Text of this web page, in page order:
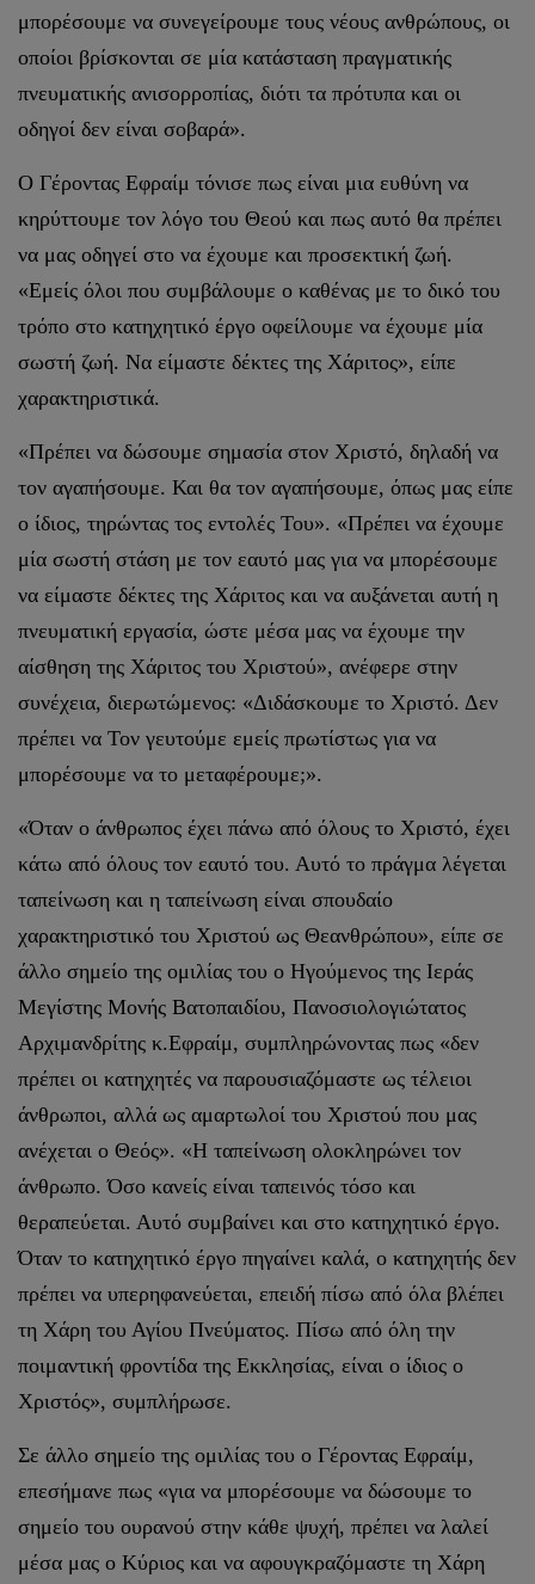
μπορέσουμε να συνεγείρουμε τους νέους ανθρώπους, οι
οποίοι βρίσκονται σε μία κατάσταση πραγματικής
πνευματικής ανισορροπίας, διότι τα πρότυπα και οι
οδηγοί δεν είναι σοβαρά».
Ο Γέροντας Εφραίμ τόνισε πως είναι μια ευθύνη να
κηρύττουμε τον λόγο του Θεού και πως αυτό θα πρέπει
να μας οδηγεί στο να έχουμε και προσεκτική ζωή.
«Εμείς όλοι που συμβάλουμε ο καθένας με το δικό του
τρόπο στο κατηχητικό έργο οφείλουμε να έχουμε μία
σωστή ζωή. Να είμαστε δέκτες της Χάριτος», είπε
χαρακτηριστικά.
«Πρέπει να δώσουμε σημασία στον Χριστό, δηλαδή να
τον αγαπήσουμε. Και θα τον αγαπήσουμε, όπως μας είπε
ο ίδιος, τηρώντας τος εντολές Του». «Πρέπει να έχουμε
μία σωστή στάση με τον εαυτό μας για να μπορέσουμε
να είμαστε δέκτες της Χάριτος και να αυξάνεται αυτή η
πνευματική εργασία, ώστε μέσα μας να έχουμε την
αίσθηση της Χάριτος του Χριστού», ανέφερε στην
συνέχεια, διερωτώμενος: «Διδάσκουμε το Χριστό. Δεν
πρέπει να Τον γευτούμε εμείς πρωτίστως για να
μπορέσουμε να το μεταφέρουμε;».
«Όταν ο άνθρωπος έχει πάνω από όλους το Χριστό, έχει
κάτω από όλους τον εαυτό του. Αυτό το πράγμα λέγεται
ταπείνωση και η ταπείνωση είναι σπουδαίο
χαρακτηριστικό του Χριστού ως Θεανθρώπου», είπε σε
άλλο σημείο της ομιλίας του ο Ηγούμενος της Ιεράς
Μεγίστης Μονής Βατοπαιδίου, Πανοσιολογιώτατος
Αρχιμανδρίτης κ.Εφραίμ, συμπληρώνοντας πως «δεν
πρέπει οι κατηχητές να παρουσιαζόμαστε ως τέλειοι
άνθρωποι, αλλά ως αμαρτωλοί του Χριστού που μας
ανέχεται ο Θεός». «Η ταπείνωση ολοκληρώνει τον
άνθρωπο. Όσο κανείς είναι ταπεινός τόσο και
θεραπεύεται. Αυτό συμβαίνει και στο κατηχητικό έργο.
Όταν το κατηχητικό έργο πηγαίνει καλά, ο κατηχητής δεν
πρέπει να υπερηφανεύεται, επειδή πίσω από όλα βλέπει
τη Χάρη του Αγίου Πνεύματος. Πίσω από όλη την
ποιμαντική φροντίδα της Εκκλησίας, είναι ο ίδιος ο
Χριστός», συμπλήρωσε.
Σε άλλο σημείο της ομιλίας του ο Γέροντας Εφραίμ,
επεσήμανε πως «για να μπορέσουμε να δώσουμε το
σημείο του ουρανού στην κάθε ψυχή, πρέπει να λαλεί
μέσα μας ο Κύριος και να αφουγκραζόμαστε τη Χάρη